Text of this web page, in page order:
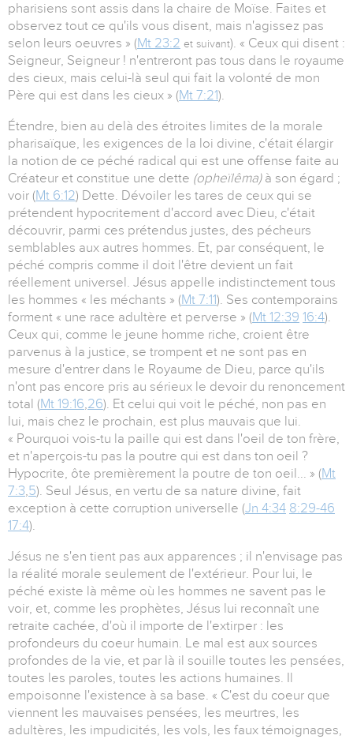
pharisiens sont assis dans la chaire de Moïse. Faites et
observez tout ce qu'ils vous disent, mais n'agissez pas
selon leurs oeuvres » (Mt 23:2 et suivant). « Ceux qui disent :
Seigneur, Seigneur ! n'entreront pas tous dans le royaume
des cieux, mais celui-là seul qui fait la volonté de mon
Père qui est dans les cieux » (Mt 7:21).
Étendre, bien au delà des étroites limites de la morale
pharisaïque, les exigences de la loi divine, c'était élargir
la notion de ce péché radical qui est une offense faite au
Créateur et constitue une dette (opheïlêma) à son égard ;
voir (Mt 6:12) Dette. Dévoiler les tares de ceux qui se
prétendent hypocritement d'accord avec Dieu, c'était
découvrir, parmi ces prétendus justes, des pécheurs
semblables aux autres hommes. Et, par conséquent, le
péché compris comme il doit l'être devient un fait
réellement universel. Jésus appelle indistinctement tous
les hommes « les méchants » (Mt 7:11). Ses contemporains
forment « une race adultère et perverse » (Mt 12:39 16:4).
Ceux qui, comme le jeune homme riche, croient être
parvenus à la justice, se trompent et ne sont pas en
mesure d'entrer dans le Royaume de Dieu, parce qu'ils
n'ont pas encore pris au sérieux le devoir du renoncement
total (Mt 19:16,26). Et celui qui voit le péché, non pas en
lui, mais chez le prochain, est plus mauvais que lui.
« Pourquoi vois-tu la paille qui est dans l'oeil de ton frère,
et n'aperçois-tu pas la poutre qui est dans ton oeil ?
Hypocrite, ôte premièrement la poutre de ton oeil... » (Mt
7:3,5). Seul Jésus, en vertu de sa nature divine, fait
exception à cette corruption universelle (Jn 4:34 8:29-46
17:4).
Jésus ne s'en tient pas aux apparences ; il n'envisage pas
la réalité morale seulement de l'extérieur. Pour lui, le
péché existe là même où les hommes ne savent pas le
voir, et, comme les prophètes, Jésus lui reconnaît une
retraite cachée, d'où il importe de l'extirper : les
profondeurs du coeur humain. Le mal est aux sources
profondes de la vie, et par là il souille toutes les pensées,
toutes les paroles, toutes les actions humaines. Il
empoisonne l'existence à sa base. « C'est du coeur que
viennent les mauvaises pensées, les meurtres, les
adultères, les impudicités, les vols, les faux témoignages,